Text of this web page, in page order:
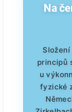
Na
principů
u
fyzické